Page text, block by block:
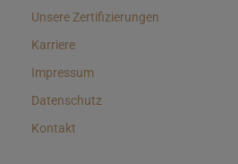
Unsere Zertifizierungen
Karriere
Impressum
Datenschutz
Kontakt